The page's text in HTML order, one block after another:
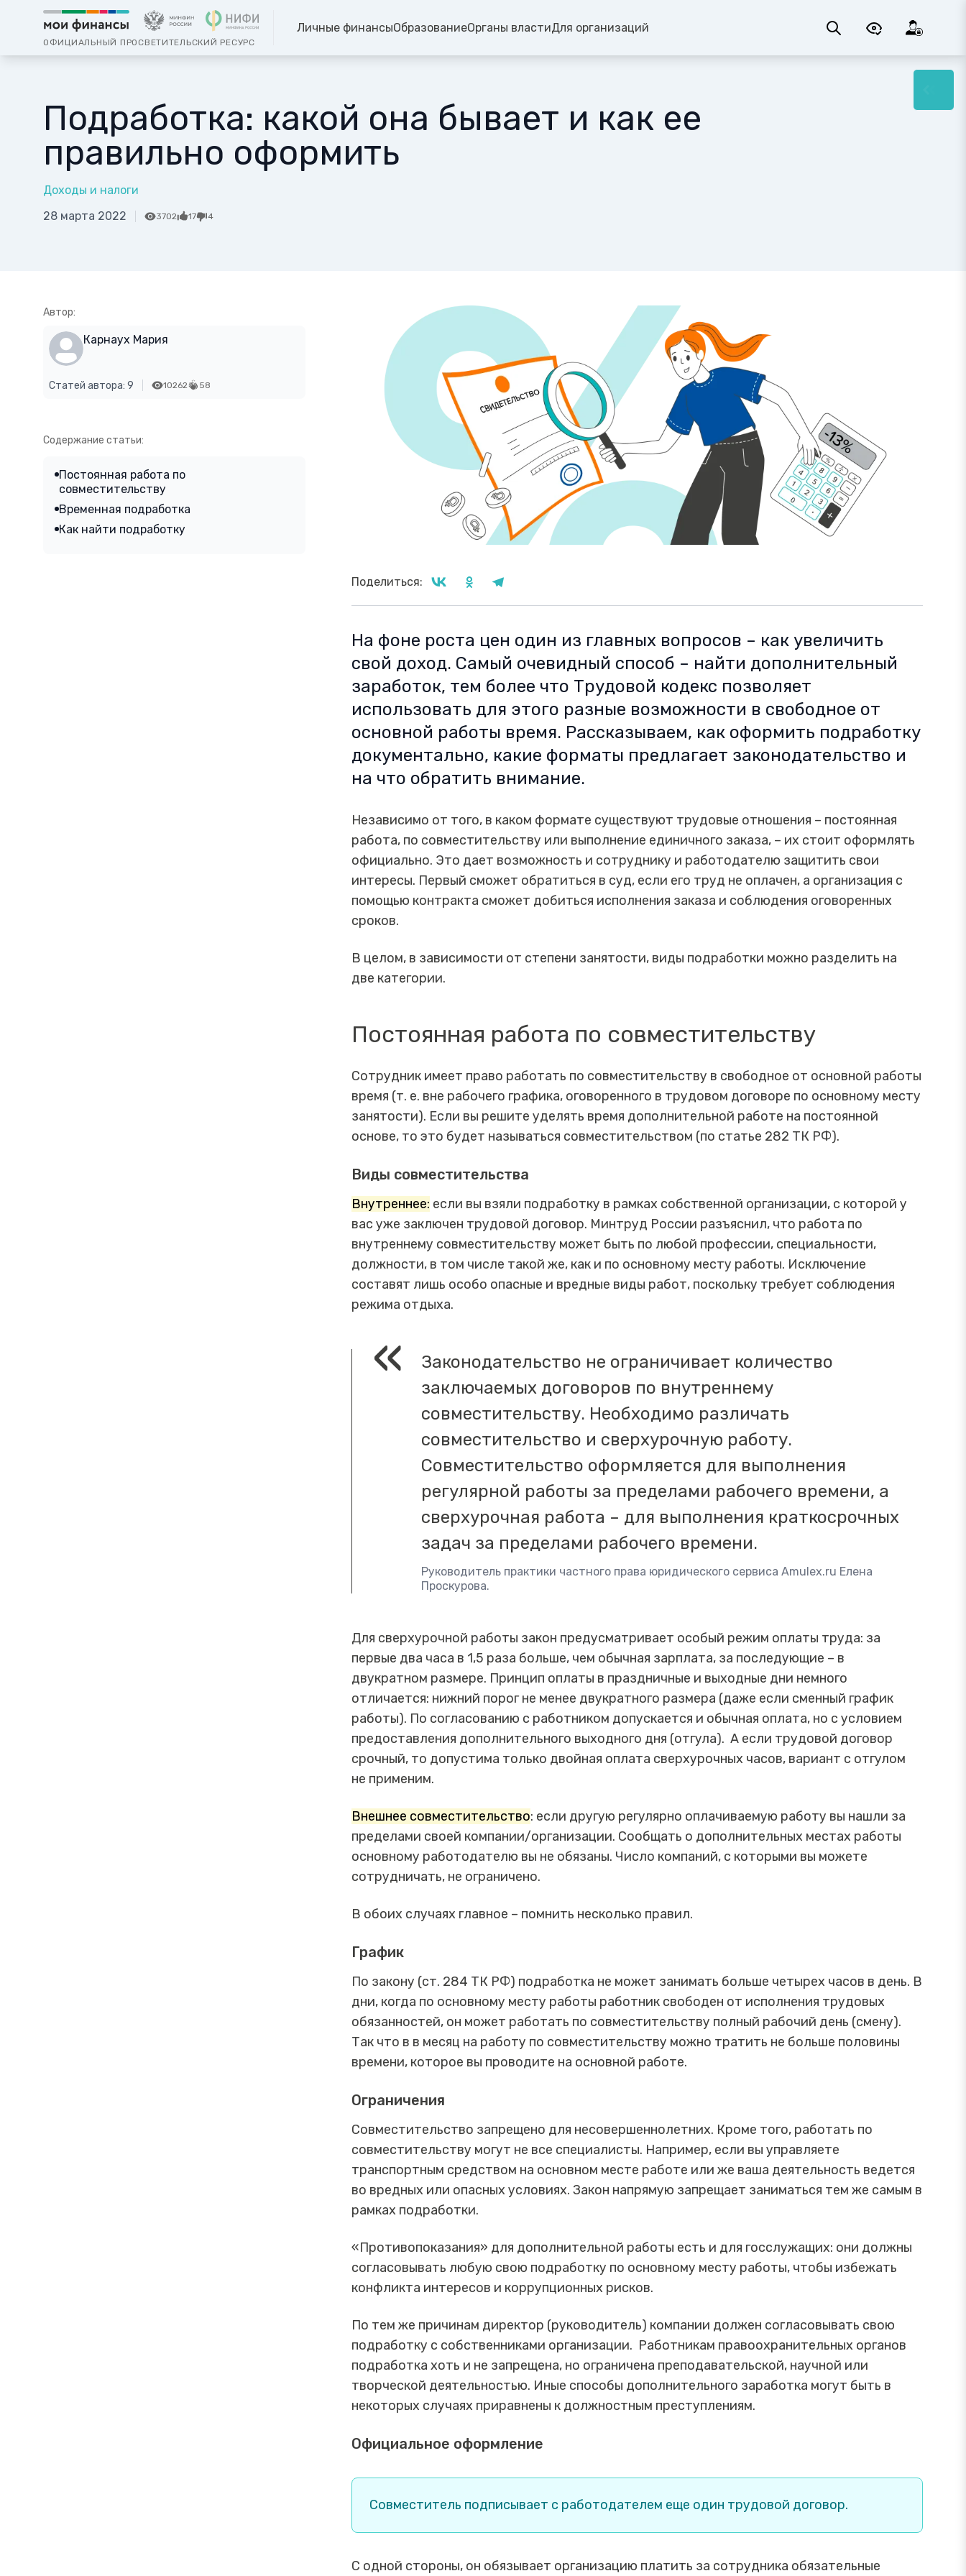
ОФИЦИАЛЬНЫЙ ПРОСВЕТИТЕЛЬСКИЙ РЕСУРС
Личные финансыОбразованиеОрганы властиДля организаций
Подработка: какой она бывает и как ее
правильно оформить
Доходы и налоги
28 марта 2022
3702 17 4
Автор:
Карнаух Мария
Статей автора: 9 10262 58
Содержание статьи:
Постоянная работа по
совместительству
Временная подработка
Как найти подработку
Поделиться:
На фоне роста цен один из главных вопросов – как увеличить
свой доход. Самый очевидный способ – найти дополнительный
заработок, тем более что Трудовой кодекс позволяет
использовать для этого разные возможности в свободное от
основной работы время. Рассказываем, как оформить подработку
документально, какие форматы предлагает законодательство и
на что обратить внимание.
Независимо от того, в каком формате существуют трудовые отношения – постоянная
работа, по совместительству или выполнение единичного заказа, – их стоит оформлять
официально. Это дает возможность и сотруднику и работодателю защитить свои
интересы. Первый сможет обратиться в суд, если его труд не оплачен, а организация с
помощью контракта сможет добиться исполнения заказа и соблюдения оговоренных
сроков.
В целом, в зависимости от степени занятости, виды подработки можно разделить на
две категории.
Постоянная работа по совместительству
Сотрудник имеет право работать по совместительству в свободное от основной работы
время (т. е. вне рабочего графика, оговоренного в трудовом договоре по основному месту
занятости). Если вы решите уделять время дополнительной работе на постоянной
основе, то это будет называться совместительством (по статье 282 ТК РФ).
Виды совместительства
Внутреннее: если вы взяли подработку в рамках собственной организации, с которой у
вас уже заключен трудовой договор. Минтруд России разъяснил, что работа по
внутреннему совместительству может быть по любой профессии, специальности,
должности, в том числе такой же, как и по основному месту работы. Исключение
составят лишь особо опасные и вредные виды работ, поскольку требует соблюдения
режима отдыха.
Законодательство не ограничивает количество
заключаемых договоров по внутреннему
совместительству. Необходимо различать
совместительство и сверхурочную работу.
Совместительство оформляется для выполнения
регулярной работы за пределами рабочего времени, а
сверхурочная работа – для выполнения краткосрочных
задач за пределами рабочего времени.
Руководитель практики частного права юридического сервиса Amulex.ru Елена
Проскурова.
Для сверхурочной работы закон предусматривает особый режим оплаты труда: за
первые два часа в 1,5 раза больше, чем обычная зарплата, за последующие – в
двукратном размере. Принцип оплаты в праздничные и выходные дни немного
отличается: нижний порог не менее двукратного размера (даже если сменный график
работы). По согласованию с работником допускается и обычная оплата, но с условием
предоставления дополнительного выходного дня (отгула). А если трудовой договор
срочный, то допустима только двойная оплата сверхурочных часов, вариант с отгулом
не применим.
Внешнее совместительство: если другую регулярно оплачиваемую работу вы нашли за
пределами своей компании/организации. Сообщать о дополнительных местах работы
основному работодателю вы не обязаны. Число компаний, с которыми вы можете
сотрудничать, не ограничено.
В обоих случаях главное – помнить несколько правил.
График
По закону (ст. 284 ТК РФ) подработка не может занимать больше четырех часов в день. В
дни, когда по основному месту работы работник свободен от исполнения трудовых
обязанностей, он может работать по совместительству полный рабочий день (смену).
Так что в в месяц на работу по совместительству можно тратить не больше половины
времени, которое вы проводите на основной работе.
Ограничения
Совместительство запрещено для несовершеннолетних. Кроме того, работать по
совместительству могут не все специалисты. Например, если вы управляете
транспортным средством на основном месте работе или же ваша деятельность ведется
во вредных или опасных условиях. Закон напрямую запрещает заниматься тем же самым в
рамках подработки.
«Противопоказания» для дополнительной работы есть и для госслужащих: они должны
согласовывать любую свою подработку по основному месту работы, чтобы избежать
конфликта интересов и коррупционных рисков.
По тем же причинам директор (руководитель) компании должен согласовывать свою
подработку с собственниками организации. Работникам правоохранительных органов
подработка хоть и не запрещена, но ограничена преподавательской, научной или
творческой деятельностью. Иные способы дополнительного заработка могут быть в
некоторых случаях приравнены к должностным преступлениям.
Официальное оформление
Совместитель подписывает с работодателем еще один трудовой договор.
С одной стороны, он обязывает организацию платить за сотрудника обязательные